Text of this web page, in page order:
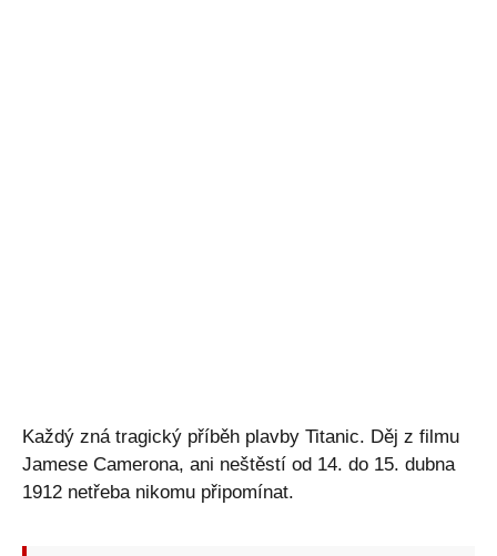
Každý zná tragický příběh plavby Titanic. Děj z filmu
Jamese Camerona, ani neštěstí od 14. do 15. dubna
1912 netřeba nikomu připomínat.